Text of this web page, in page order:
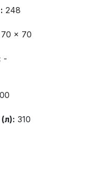
248
x 70
-
310